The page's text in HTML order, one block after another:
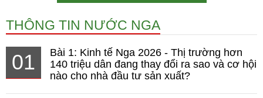
THÔNG TIN NƯỚC NGA
01
Bài 1: Kinh tế Nga 2026 - Thị trường hơn
140 triệu dân đang thay đổi ra sao và cơ hội
nào cho nhà đầu tư sản xuất?